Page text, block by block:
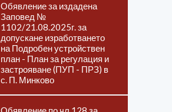
Обявление за издадена
Заповед №
1102/21.08.2025г. за
допускане изработването
на Подробен устройствен
план - План за регулация и
застрояване (ПУП - ПРЗ) в
с. П. Минково